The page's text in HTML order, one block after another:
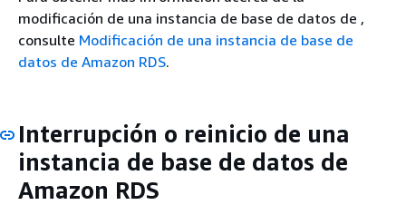
modificación de una instancia de base de datos de ,
consulte Modificación de una instancia de base de
datos de Amazon RDS.
Interrupción o reinicio de una
instancia de base de datos de
Amazon RDS